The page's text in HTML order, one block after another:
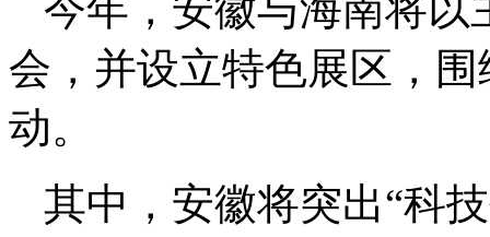
会，并设立特色展区，
动。
其中，安徽将突出“科